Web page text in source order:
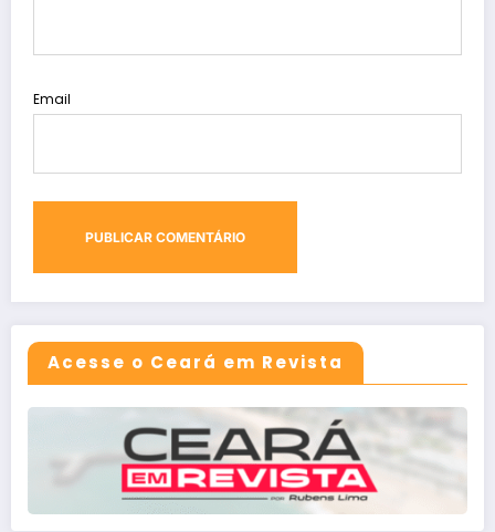
Email
Acesse o Ceará em Revista